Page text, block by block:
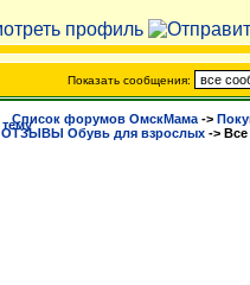
Показать сообщения:
Список форумов ОмскМама ->
ОТЗЫВЫ Обувь для взрослых ->